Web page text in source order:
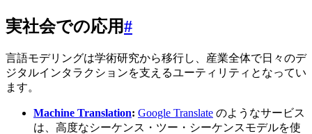
実社会での応用#
言語モデリングは学術研究から移行し、産業全体で日々のデ
ジタルインタラクションを支えるユーティリティとなってい
ます。
Machine Translation: Google Translate のようなサービス
は、高度なシーケンス・ツー・シーケンスモデルを使